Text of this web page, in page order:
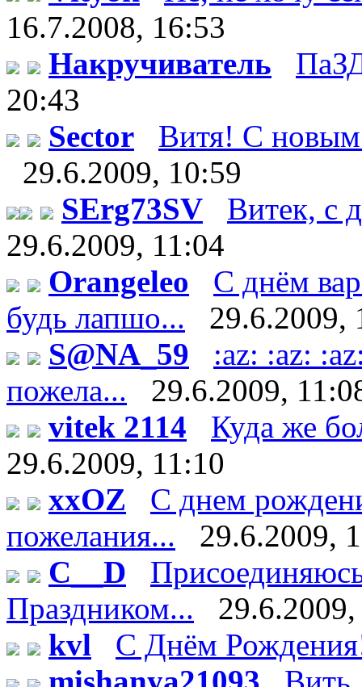
16.7.2008, 16:53
Накручиватель
20:43
Sector
Витя! С новым
29.6.2009, 10:59
SErg73SV
Витек, с
29.6.2009, 11:04
Orangeleo
С днём
будь лапшо...
29.6.2009,
S@NA_59
:az: :az:
пожела...
29.6.2009,
vitek 2114
Куда же
29.6.2009, 11:10
xxOZ
С днем
пожелания...
29.6.2009,
C__D
Праздником...
kvl
С Днём